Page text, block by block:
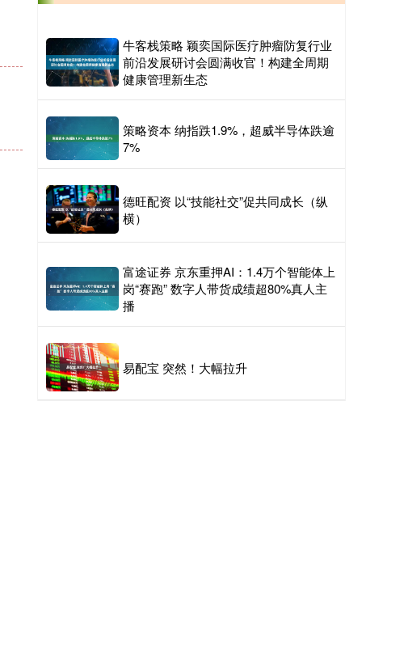
牛客栈策略 颖奕国际医疗肿瘤防复行业
前沿发展研讨会圆满收官！构建全周期
健康管理新生态
策略资本 纳指跌1.9%，超威半导体跌逾
7%
德旺配资 以“技能社交”促共同成长（纵
横）
富途证券 京东重押AI：1.4万个智能体上
岗“赛跑” 数字人带货成绩超80%真人主
播
易配宝 突然！大幅拉升